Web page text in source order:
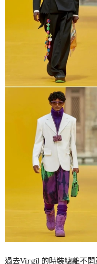
過去Virgil 的時裝總離不